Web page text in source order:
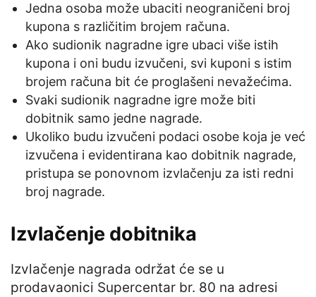
Jedna osoba može ubaciti neograničeni broj
kupona s različitim brojem računa.
Ako sudionik nagradne igre ubaci više istih
kupona i oni budu izvučeni, svi kuponi s istim
brojem računa bit će proglašeni nevažećima.
Svaki sudionik nagradne igre može biti
dobitnik samo jedne nagrade.
Ukoliko budu izvučeni podaci osobe koja je već
izvučena i evidentirana kao dobitnik nagrade,
pristupa se ponovnom izvlačenju za isti redni
broj nagrade.
Izvlačenje dobitnika
Izvlačenje nagrada održat će se u
prodavaonici Supercentar br. 80 na adresi